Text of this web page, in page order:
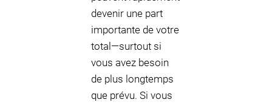
devenir une part
importante de votre
total—surtout si
vous avez besoin
de plus longtemps
que prévu. Si vous